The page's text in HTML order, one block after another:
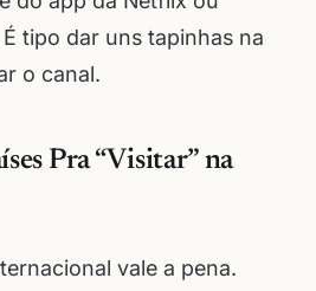
tipo dar uns tapinhas na
o canal.
Pra “Visitar” na
vale a pena.